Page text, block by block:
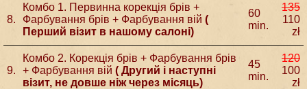
8.
Комбо 1. Первинна корекція брів +
Фарбування брів + Фарбування вій (
Перший візит в нашому салоні)
60
min.
135
110
zł
9.
Комбо 2. Корекція брів + Фарбування брів
+ Фарбування вій ( Другий і наступні
візит, не довше ніж через місяць)
45
min.
120
100
zł